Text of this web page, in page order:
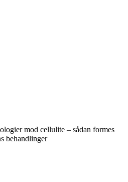
mod cellulite – sådan formes
behandlinger